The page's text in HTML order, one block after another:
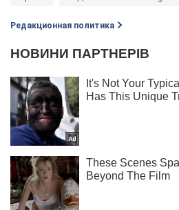
Редакционная политика